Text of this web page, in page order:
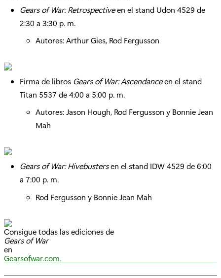
Gears of War: Retrospectiveen el stand Udon 4529 de
2:30 a 3:30 p. m.
Autores: Arthur Gies, Rod Fergusson
Firma de libros Gears of War: Ascendanceen el stand
Titan 5537 de 4:00 a 5:00 p. m.
Autores: Jason Hough, Rod Fergusson y Bonnie Jean
Mah
Gears of War: Hivebustersen el stand IDW 4529 de 6:00
a 7:00 p. m.
Rod Fergusson y Bonnie Jean Mah
Consigue todas las ediciones de
Gears of War
en
Gearsofwar.com.